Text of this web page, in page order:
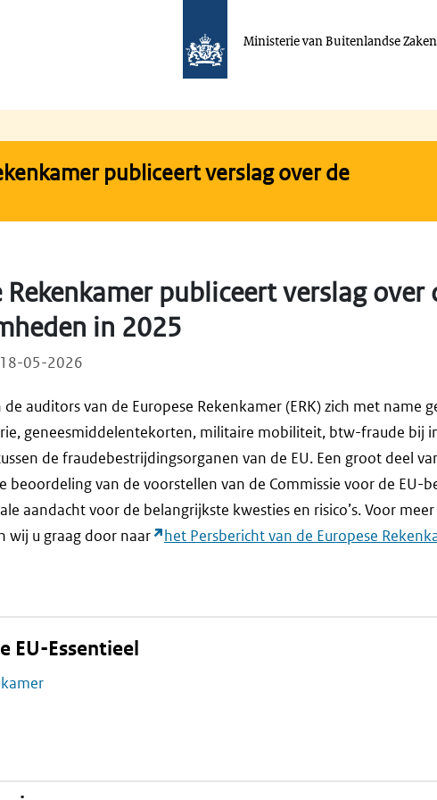
Ministerie van Buitenlandse Zaken
publiceert verslag over de
Rekenkamer publiceert verslag over
in 2025
05-2026
auditors van de Europese Rekenkamer (ERK) zich met name
geneesmiddelentekorten, militaire mobiliteit, btw-fraude bij
de fraudebestrijdingsorganen van de EU. Een groot deel
beoordeling van de voorstellen van de Commissie voor de EU-
aandacht voor de belangrijkste kwesties en risico’s. Voor
wij u graag door naar
het Persbericht van de Europese
EU-Essentieel